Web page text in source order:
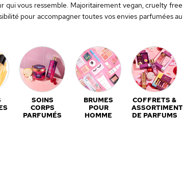
vous ressemble. Majoritairement vegan, cruelty free
pour accompagner toutes vos envies parfumées au
SOINS
CORPS
PARFUMÉS
BRUMES
POUR
HOMME
COFFRETS &
ASSORTIMENTS
DE PARFUMS